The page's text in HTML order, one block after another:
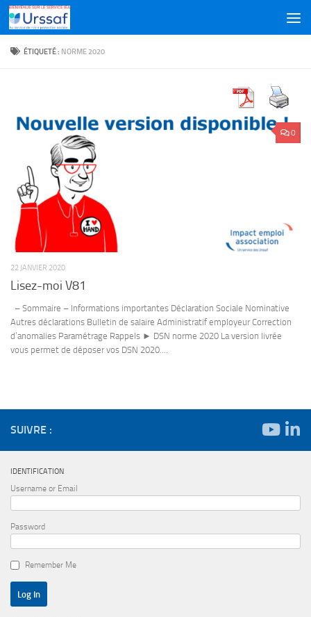
Skip to content
ÉTIQUETÉ : NORME 2020
0
22 JANVIER 2020
Lisez-moi V81
– Sommaire – Informations importantes Déclaration Sociale Nominative
Autres déclarations Bulletin de salaire Administratif employeur Correction
d’anomalies Paramétrage Rappels ► DSN norme 2020 La version livrée
vous permet de déposer vos DSN 2020....
SUIVRE :
IDENTIFICATION
Username or Email
Password
Remember Me